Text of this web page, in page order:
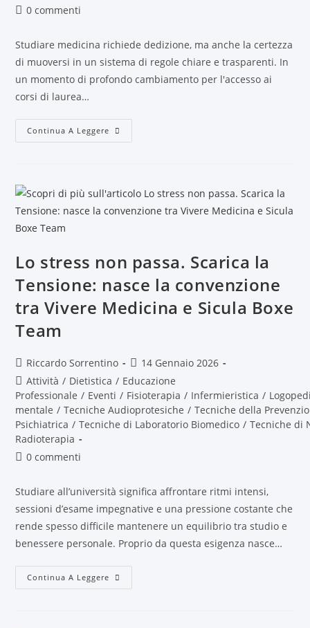
0 commenti
Studiare medicina richiede dedizione, ma anche la certezza
di muoversi in un sistema di regole chiare e trasparenti. In
un momento di profondo cambiamento per l'accesso ai
corsi di laurea…
Continua A Leggere
Lo stress non passa. Scarica la
Tensione: nasce la convenzione
tra Vivere Medicina e Sicula Boxe
Team
Riccardo Sorrentino
14 Gennaio 2026
Attività / Dietistica / Educazione
Professionale / Eventi / Fisioterapia / Infermieristica /
mentale / Tecniche Audioprotesiche / Tecniche della
Psichiatrica / Tecniche di Laboratorio Biomedico / Tecniche di
Radioterapia
0 commenti
Studiare all’università significa affrontare ritmi intensi,
sessioni d’esame impegnative e una pressione costante che
rende spesso difficile mantenere un equilibrio tra studio e
benessere personale. Proprio da questa esigenza nasce…
Continua A Leggere